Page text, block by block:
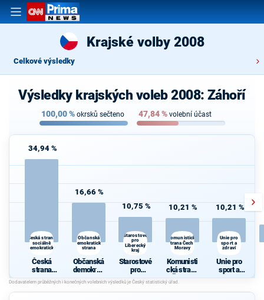
Krajské volby 2008
Celkové výsledky
Výsledky krajských voleb 2008: Záhoří
100,00% okrsků sečteno 47,84% volební účast
34,94 %
Česká strana
sociálně
demokratická
Česká
strana
sociálně
demokrati
cká
16,66 %
Občanská
demokratická
strana
Občanská
demokrati
cká strana
10,75 %
Starostové
pro
Liberecký
kraj
Starostové
pro
Liberecký
kraj
10,21 %
Komunistická
strana Čech a
Moravy
Komunisti
cká strana
Čech a
Moravy
10,21 %
Unie pro
sport a
zdraví
Unie pro
sport a
zdraví